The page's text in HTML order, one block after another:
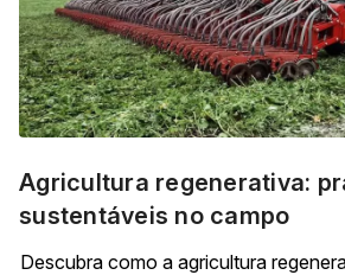
Agricultura regenerativa:
sustentáveis no campo
Descubra como a agricultura